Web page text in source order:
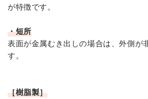
が特徴です。
・短所
表面が金属むき出しの場合は、外側が
す。
［樹脂製］